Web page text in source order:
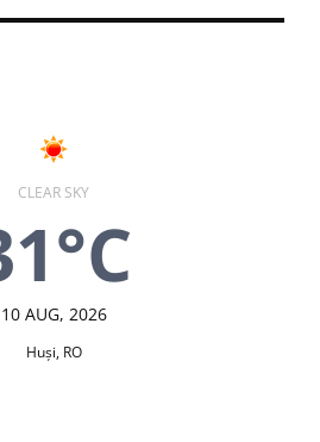
CLEAR SKY
10 AUG, 2026
Huşi, RO